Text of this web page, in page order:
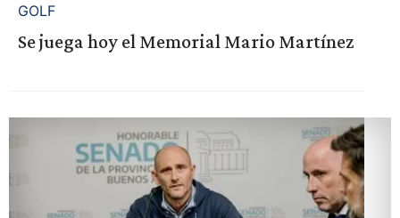
GOLF
Se juega hoy el Memorial Mario Martínez